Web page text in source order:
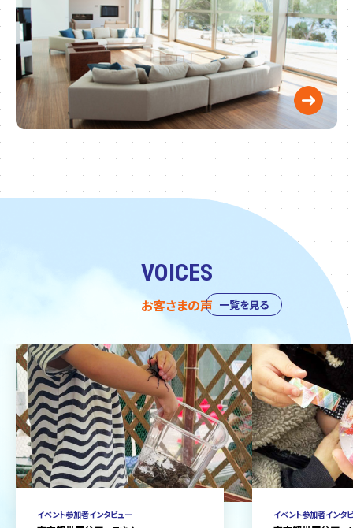
VOICES
お客さまの声
イベント参加者インタビュー イベント参加者インタ
一覧を見る